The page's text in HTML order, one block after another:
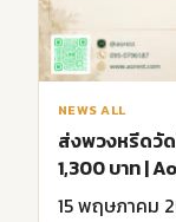
NEWS ALL
ส่งพวงหรีดวัด
1,300 บาท |
15 พฤษภาคม